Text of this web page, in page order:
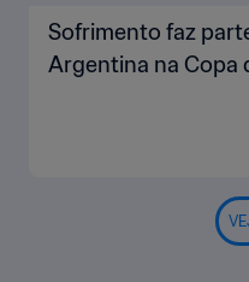
Sofrimento faz
Argentina na Copa